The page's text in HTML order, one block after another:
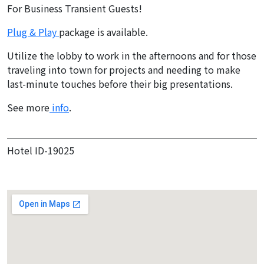
For Business Transient Guests!
Plug & Play package is available.
Utilize the lobby to work in the afternoons and for those
traveling into town for projects and needing to make
last-minute touches before their big presentations.
See more info.
Hotel ID-19025